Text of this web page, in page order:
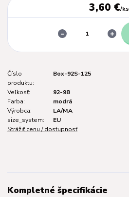
3,60 €/ks
Číslo
produktu:
Box-92S-125
Veľkosť:
92-98
Farba:
modrá
Výrobca:
LA/MA
size_system:
EU
Strážiť cenu / dostupnosť
Kompletné špecifikácie